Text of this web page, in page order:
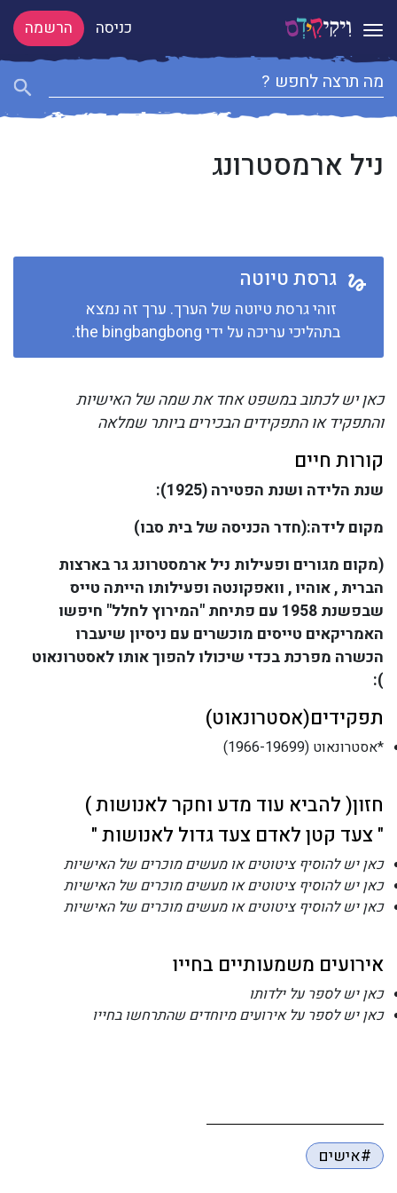
Toggle navigation כניסה הרשמה
ניל ארמסטרונג
גרסת טיוטה
זוהי גרסת טיוטה של הערך. ערך זה נמצא
בתהליכי עריכה על ידי the bingbangbong.
כאן יש לכתוב במשפט אחד את שמה של האישיות
והתפקיד או התפקידים הבכירים ביותר שמלאה
קורות חיים
שנת הלידה ושנת הפטירה (1925):
מקום לידה:(חדר הכניסה של בית סבו)
(מקום מגורים ופעילות ניל ארמסטרונג גר בארצות
הברית , אוהיו , וואפקונטה ופעילותו הייתה טייס
שבפשנת 1958 עם פתיחת "המירוץ לחלל" חיפשו
האמריקאים טייסים מוכשרים עם ניסיון שיעברו
הכשרה מפרכת בכדי שיכולו להפוך אותו לאסטרונאוט
):
תפקידים(אסטרונאוט)
*אסטרונאוט (1966-19699)
חזון( להביא עוד מדע וחקר לאנושות )
" צעד קטן לאדם צעד גדול לאנושות "
כאן יש להוסיף ציטוטים או מעשים מוכרים של האישיות
כאן יש להוסיף ציטוטים או מעשים מוכרים של האישיות
כאן יש להוסיף ציטוטים או מעשים מוכרים של האישיות
אירועים משמעותיים בחייו
כאן יש לספר על ילדותו
כאן יש לספר על אירועים מיוחדים שהתרחשו בחייו
#אישים